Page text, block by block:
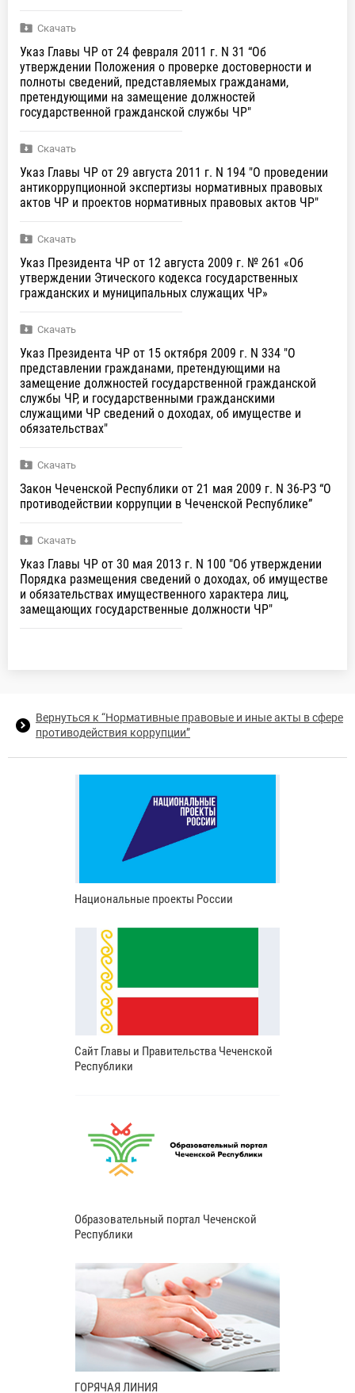
Скачать
Указ Главы ЧР от 24 февраля 2011 г. N 31 “Об
утверждении Положения о проверке достоверности и
полноты сведений, представляемых гражданами,
претендующими на замещение должностей
государственной гражданской службы ЧР"
Скачать
Указ Главы ЧР от 29 августа 2011 г. N 194 "О проведении
антикоррупционной экспертизы нормативных правовых
актов ЧР и проектов нормативных правовых актов ЧР"
Скачать
Указ Президента ЧР от 12 августа 2009 г. № 261 «Об
утверждении Этического кодекса государственных
гражданских и муниципальных служащих ЧР»
Скачать
Указ Президента ЧР от 15 октября 2009 г. N 334 "О
представлении гражданами, претендующими на
замещение должностей государственной гражданской
службы ЧР, и государственными гражданскими
служащими ЧР сведений о доходах, об имуществе и
обязательствах"
Скачать
Закон Чеченской Республики от 21 мая 2009 г. N 36-РЗ “О
противодействии коррупции в Чеченской Республике”
Скачать
Указ Главы ЧР от 30 мая 2013 г. N 100 "Об утверждении
Порядка размещения сведений о доходах, об имуществе
и обязательствах имущественного характера лиц,
замещающих государственные должности ЧР"
Вернуться к “Нормативные правовые и иные акты в сфере
противодействия коррупции”
Национальные проекты России
Сайт Главы и Правительства Чеченской
Республики
Образовательный портал Чеченской
Республики
ГОРЯЧАЯ ЛИНИЯ